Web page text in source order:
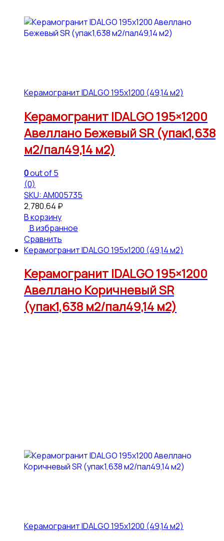
Керамогранит IDALGO 195x1200 (49,14 м2)
Керамогранит IDALGO 195×1200
Авеллано Бежевый SR (упак1,638
м2/пал49,14 м2)
0out of 5
(0)
SKU: АМ005735
2,780.64 ₽
В корзину
В избранное
Сравнить
Керамогранит IDALGO 195x1200 (49,14 м2)
Керамогранит IDALGO 195×1200
Авеллано Коричневый SR
(упак1,638 м2/пал49,14 м2)
Керамогранит IDALGO 195x1200 (49,14 м2)